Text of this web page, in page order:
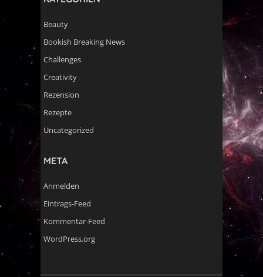
Beauty
Bookish Breaking News
Challenges
Creativity
Rezension
Rezepte
Uncategorized
META
Anmelden
Eintrags-Feed
Kommentar-Feed
WordPress.org